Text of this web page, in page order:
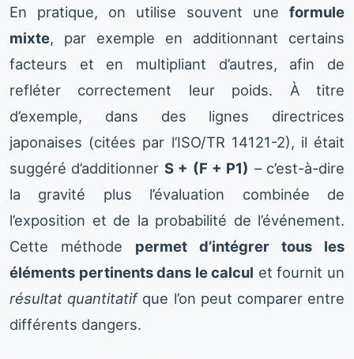
En pratique, on utilise souvent une formule
mixte, par exemple en additionnant certains
facteurs et en multipliant d’autres, afin de
refléter correctement leur poids. À titre
d’exemple, dans des lignes directrices
japonaises (citées par l’ISO/TR 14121-2), il était
suggéré d’additionner S + (F + P1) – c’est-à-dire
la gravité plus l’évaluation combinée de
l’exposition et de la probabilité de l’événement.
Cette méthode permet d’intégrer tous les
éléments pertinents dans le calcul et fournit un
résultat quantitatifque l’on peut comparer entre
différents dangers.